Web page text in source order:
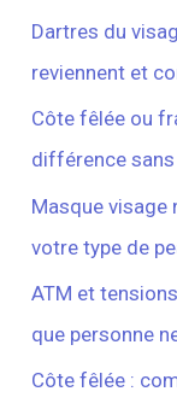
Dartres du
reviennent et
Côte fêlée ou
différence
Masque visage
votre type de
ATM et
que personne
Côte fêlée :